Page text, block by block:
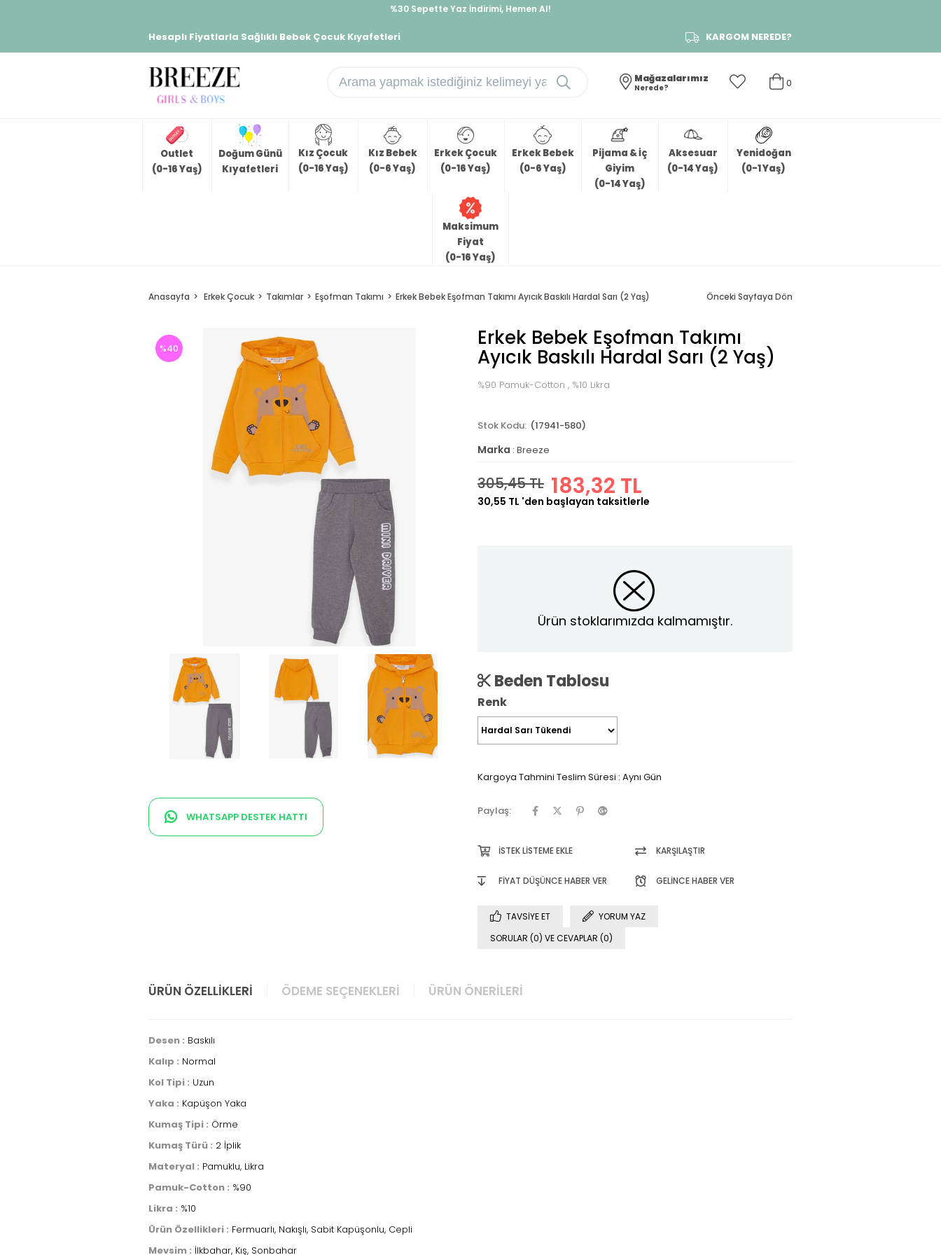
%30 Sepette Yaz İndirimi, Hemen Al!
Hesaplı Fiyatlarla Sağlıklı Bebek Çocuk Kıyafetleri KARGOM NEREDE?
0
Mağazalarımız
Nerede?
Outlet
(0-16 Yaş)
Doğum Günü
Kıyafetleri
Kız Çocuk
(0-16 Yaş)
Kız Bebek
(0-6 Yaş)
Erkek Çocuk
(0-16 Yaş)
Erkek Bebek
(0-6 Yaş)
Pijama & İç
Giyim
(0-14 Yaş)
Aksesuar
(0-14 Yaş)
Yenidoğan
(0-1 Yaş)
Maksimum
Fiyat
(0-16 Yaş)
Anasayfa Erkek Çocuk Takımlar Eşofman Takımı Erkek Bebek Eşofman Takımı Ayıcık Baskılı Hardal Sarı (2 Yaş) Önceki Sayfaya Dön
%40
WHATSAPP DESTEK HATTI
Erkek Bebek Eşofman Takımı
Ayıcık Baskılı Hardal Sarı (2 Yaş)
%90 Pamuk-Cotton , %10 Likra
(17941-580)
Marka : Breeze
305,45 TL 183,32 TL
30,55 TL 'den başlayan taksitlerle
Ürün stoklarımızda kalmamıştır.
Beden Tablosu
Renk
Kargoya Tahmini Teslim Süresi : Aynı Gün
Paylaş:
İSTEK LISTEME EKLE KARŞILAŞTIR
FIYAT DÜŞÜNCE HABER VER GELINCE HABER VER
TAVSIYE ET
YORUM YAZ
SORULAR (0) VE CEVAPLAR (0)
ÜRÜN ÖZELLIKLERI ÖDEME SEÇENEKLERI ÜRÜN ÖNERILERI
Desen : Baskılı
Kalıp : Normal
Kol Tipi : Uzun
Yaka : Kapüşon Yaka
Kumaş Tipi : Örme
Kumaş Türü : 2 İplik
Materyal : Pamuklu, Likra
Pamuk-Cotton : %90
Likra : %10
Ürün Özellikleri : Fermuarlı, Nakışlı, Sabit Kapüşonlu, Cepli
Mevsim : İlkbahar, Kış, Sonbahar